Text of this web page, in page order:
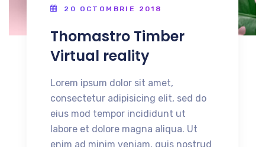
20 OCTOMBRIE 2018
Thomastro Timber
Virtual reality
Lorem ipsum dolor sit amet,
consectetur adipisicing elit, sed do
eius mod tempor incididunt ut
labore et dolore magna aliqua. Ut
enim ad minim veniam, quis nostrud